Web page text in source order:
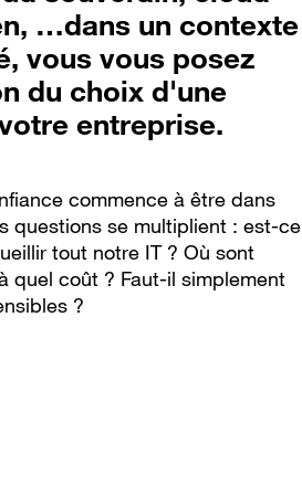
…dans un contexte
vous vous posez
du choix d'une
entreprise.
commence à être dans
questions se multiplient : est-ce
tout notre IT ? Où sont
quel coût ? Faut-il simplement
?